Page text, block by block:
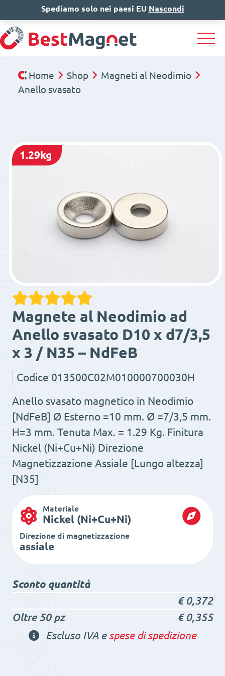
IT EN DE
Home Shop
Magneti al Neodimio
Anello svasato
1.29kg
Magnete al Neodimio ad
Anello svasato D10 x d7/3,5
x 3 / N35 – NdFeB
Codice 013500C02M010000700030H
Anello svasato magnetico in Neodimio
[NdFeB] Ø Esterno =10 mm. Ø =7/3,5 mm.
H=3 mm. Tenuta Max. = 1.29 Kg. Finitura
Nickel (Ni+Cu+Ni) Direzione
Magnetizzazione Assiale [Lungo altezza]
[N35]
Materiale
Nickel (Ni+Cu+Ni)
Direzione di magnetizzazione
assiale
Sconto quantità
€0,372
Oltre 50 pz
€0,355
Escluso IVA e spese di spedizione
Spediamo solo nei paesi EU Nascondi